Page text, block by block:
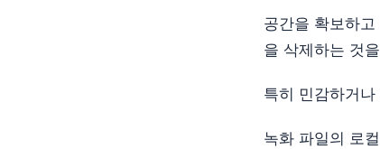
공간을 확보하
을 삭제하는 것
특히 민감하거
녹화 파일의 로